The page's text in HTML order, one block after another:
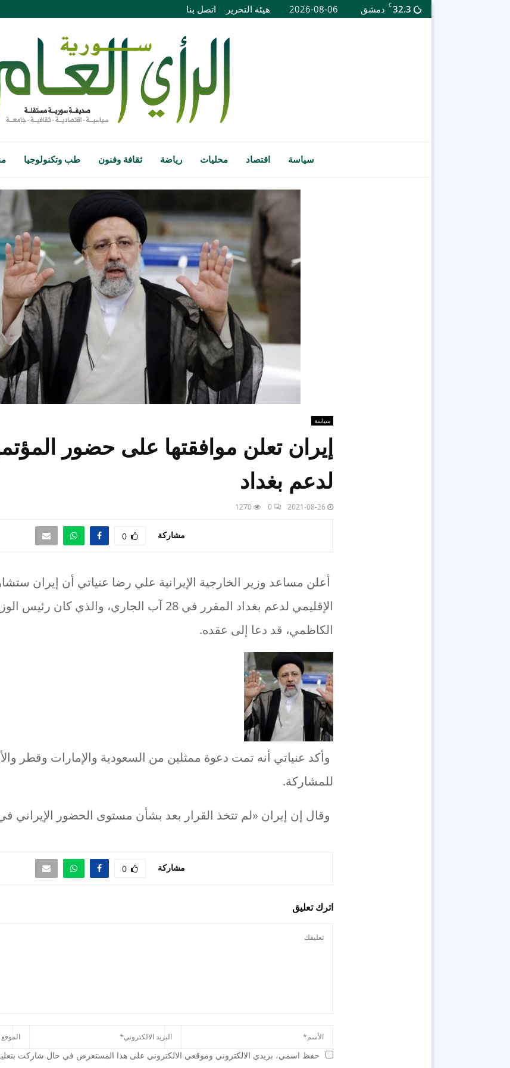
32.3
C دمشق 2026-08-06 هيئة التحرير اتصل بنا
سياسة اقتصاد محليات رياضة ثقافة وفنون طب وتكنولوجيا
سياسة
إيران تعلن موافقتها على حضور
لدعم بغداد
2021-08-26
0
1270
مشاركة 0
أعلن مساعد وزير الخارجية الإيرانية علي رضا عنياتي أن إيران
الإقليمي لدعم بغداد المقرر في 28 آب الجاري،
الكاظمي، قد دعا إلى عقده.
وأكد عنياتي أنه تمت دعوة ممثلين من السعودية والإمارات وقطر
للمشاركة.
وقال إن إيران «لم تتخذ القرار بعد بشأن مستوى الحضور الإيراني
مشاركة 0
اترك تعليق
حفظ اسمي، بريدي الالكتروني وموقعي الالكتروني على هذا المستعرض في حال شاركت